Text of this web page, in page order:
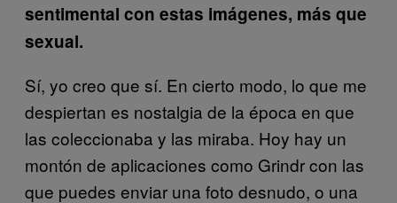
sentimental con estas imágenes, más que
sexual.
Sí, yo creo que sí. En cierto modo, lo que me
despiertan es nostalgia de la época en que
las coleccionaba y las miraba. Hoy hay un
montón de aplicaciones como Grindr con las
que puedes enviar una foto desnudo, o una